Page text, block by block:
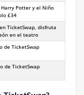
Potter y el Niño
£34
TicketSwap, disfruta
en el teatro
de TicketSwap
de TicketSwap